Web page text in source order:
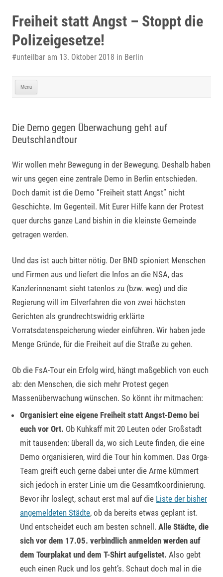
springen
Freiheit statt Angst – Stoppt die
Polizeigesetze!
#unteilbar am 13. Oktober 2018 in Berlin
Menü
Die Demo gegen Überwachung geht auf
Deutschlandtour
Wir wollen mehr Bewegung in der Bewegung. Deshalb haben
wir uns gegen eine zentrale Demo in Berlin entschieden.
Doch damit ist die Demo “Freiheit statt Angst” nicht
Geschichte. Im Gegenteil. Mit Eurer Hilfe kann der Protest
quer durchs ganze Land bishin in die kleinste Gemeinde
getragen werden.
Und das ist auch bitter nötig. Der BND spioniert Menschen
und Firmen aus und liefert die Infos an die NSA, das
Kanzlerinnenamt sieht tatenlos zu (bzw. weg) und die
Regierung will im Eilverfahren die von zwei höchsten
Gerichten als grundrechtswidrig erklärte
Vorratsdatenspeicherung wieder einführen. Wir haben jede
Menge Gründe, für die Freiheit auf die Straße zu gehen.
Ob die FsA-Tour ein Erfolg wird, hängt maßgeblich von euch
ab: den Menschen, die sich mehr Protest gegen
Massenüberwachung wünschen. So könnt ihr mitmachen:
Organisiert eine eigene Freiheit statt Angst-Demo bei
euch vor Ort. Ob Kuhkaff mit 20 Leuten oder Großstadt
mit tausenden: überall da, wo sich Leute finden, die eine
Demo organisieren, wird die Tour hin kommen. Das Orga-
Team greift euch gerne dabei unter die Arme kümmert
sich jedoch in erster Linie um die Gesamtkoordinierung.
Bevor ihr loslegt, schaut erst mal auf die Liste der bisher
angemeldeten Städte, ob da bereits etwas geplant ist.
Und entscheidet euch am besten schnell. Alle Städte, die
sich vor dem 17.05. verbindlich anmelden werden auf
dem Tourplakat und dem T-Shirt aufgelistet. Also gebt
euch einen Ruck und los geht’s. Schaut doch mal in die